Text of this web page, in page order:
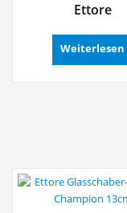
Ettore
Weiterlesen